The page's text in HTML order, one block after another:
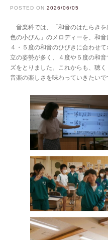
POSTED ON 2026/06/05
音楽科では、「和音のはたらき
色の小びん」のメロディーを、和
４・５度の和音のひびきに合わせ
立の姿勢が多く、４度や５度の和
ズをとりました。これからも、聴
音楽の楽しさを味わっていきたいで